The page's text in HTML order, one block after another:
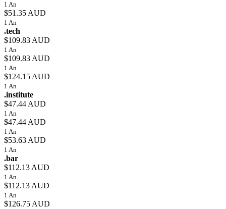
1 An
$51.35 AUD
1 An
.tech
$109.83 AUD
1 An
$109.83 AUD
1 An
$124.15 AUD
1 An
.institute
$47.44 AUD
1 An
$47.44 AUD
1 An
$53.63 AUD
1 An
.bar
$112.13 AUD
1 An
$112.13 AUD
1 An
$126.75 AUD